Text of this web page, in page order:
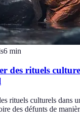
6 min
des rituels
rituels culturels dans
des défunts de